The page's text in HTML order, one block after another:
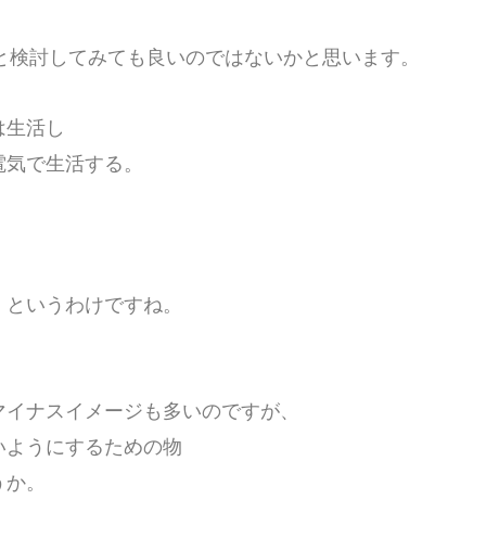
討してみても良いのではないかと思います。
活し
で生活する。
いうわけですね。
ナスイメージも多いのですが、
うにするための物
。